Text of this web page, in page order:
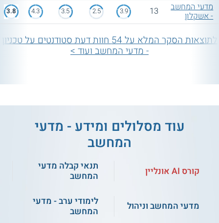
מדעי המחשב
- אשקלון 13
3.9
2.5
3.5
4.3
3.8
לתוצאות הסקר המלא על 54 חוות דעת סטודנטים על טכניון
- מדעי המחשב ועוד >
עוד מסלולים ומידע - מדעי
המחשב
קורס AI אונליין
תנאי קבלה מדעי
המחשב
מדעי המחשב וניהול
לימודי ערב - מדעי
המחשב